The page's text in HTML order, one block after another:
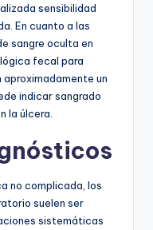
sensibilidad
En cuanto a las
sangre oculta en
fecal para
un
indicar sangrado
la úlcera.
no complicada, los
suelen ser
sistemáticas